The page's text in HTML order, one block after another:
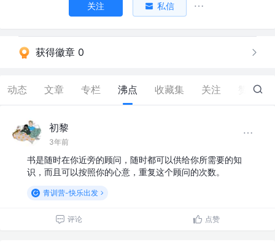
关注 私信
获得徽章 0
动态 文章 专栏 沸点 收藏集 关注 6
初黎
3年前
书是随时在你近旁的顾问，随时都可以供给你所需要的知
识，而且可以按照你的心意，重复这个顾问的次数。
青训营-快乐出发
评论 点赞